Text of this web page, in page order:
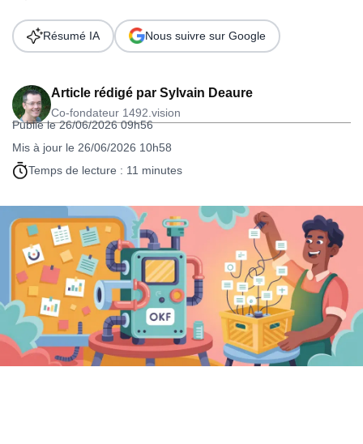
Article rédigé par Sylvain Deaure
Co-fondateur 1492.vision
Publié le 26/06/2026 09h56
Mis à jour le 26/06/2026 10h58
Temps de lecture : 11 minutes
Résumé IA Nous suivre sur Google